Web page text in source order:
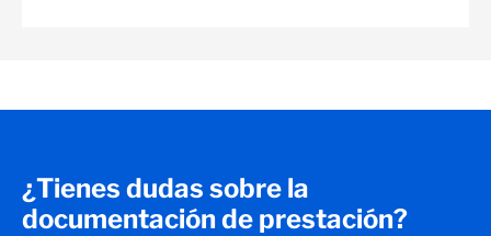
¿Tienes dudas sobre la
documentación de prestación?